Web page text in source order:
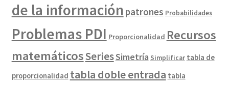
de la información patrones Probabilidades
Problemas PDI Proporcionalidad Recursos
matemáticosSeriesSimetría Simplificar tabla de
proporcionalidad tabla doble entrada tabla